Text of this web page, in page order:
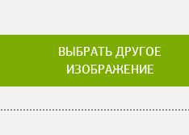
ВЫБРАТЬ ДРУГОЕ
ИЗОБРАЖЕНИЕ